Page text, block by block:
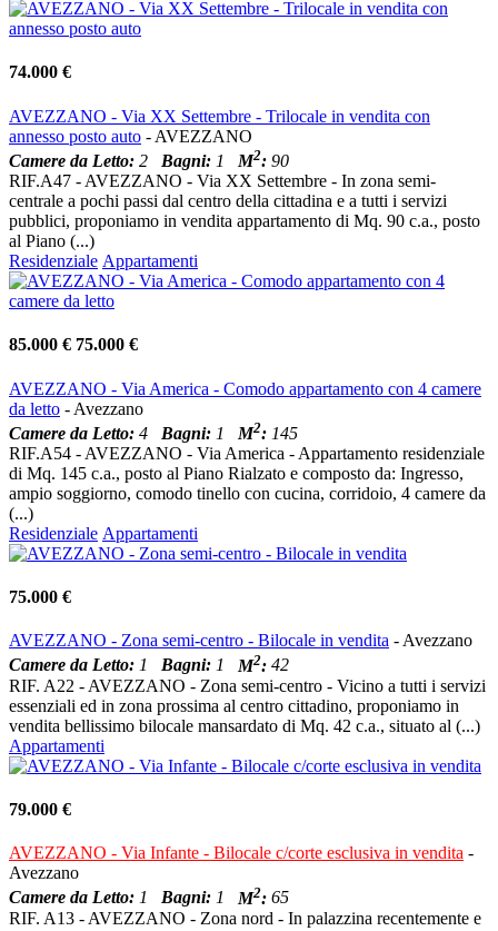
74.000 €
AVEZZANO - Via XX Settembre - Trilocale in vendita con
annesso posto auto - AVEZZANO
Camere da Letto: 2 Bagni: 1 M2: 90
RIF.A47 - AVEZZANO - Via XX Settembre - In zona semi-
centrale a pochi passi dal centro della cittadina e a tutti i servizi
pubblici, proponiamo in vendita appartamento di Mq. 90 c.a., posto
al Piano (...)
Residenziale Appartamenti
85.000 € 75.000 €
AVEZZANO - Via America - Comodo appartamento con 4 camere
da letto - Avezzano
Camere da Letto: 4 Bagni: 1 M2: 145
RIF.A54 - AVEZZANO - Via America - Appartamento residenziale
di Mq. 145 c.a., posto al Piano Rialzato e composto da: Ingresso,
ampio soggiorno, comodo tinello con cucina, corridoio, 4 camere da
(...)
Residenziale Appartamenti
75.000 €
AVEZZANO - Zona semi-centro - Bilocale in vendita - Avezzano
Camere da Letto: 1 Bagni: 1 M2: 42
RIF. A22 - AVEZZANO - Zona semi-centro - Vicino a tutti i servizi
essenziali ed in zona prossima al centro cittadino, proponiamo in
vendita bellissimo bilocale mansardato di Mq. 42 c.a., situato al (...)
Appartamenti
79.000 €
AVEZZANO - Via Infante - Bilocale c/corte esclusiva in vendita -
Avezzano
Camere da Letto: 1 Bagni: 1 M2: 65
RIF. A13 - AVEZZANO - Zona nord - In palazzina recentemente e